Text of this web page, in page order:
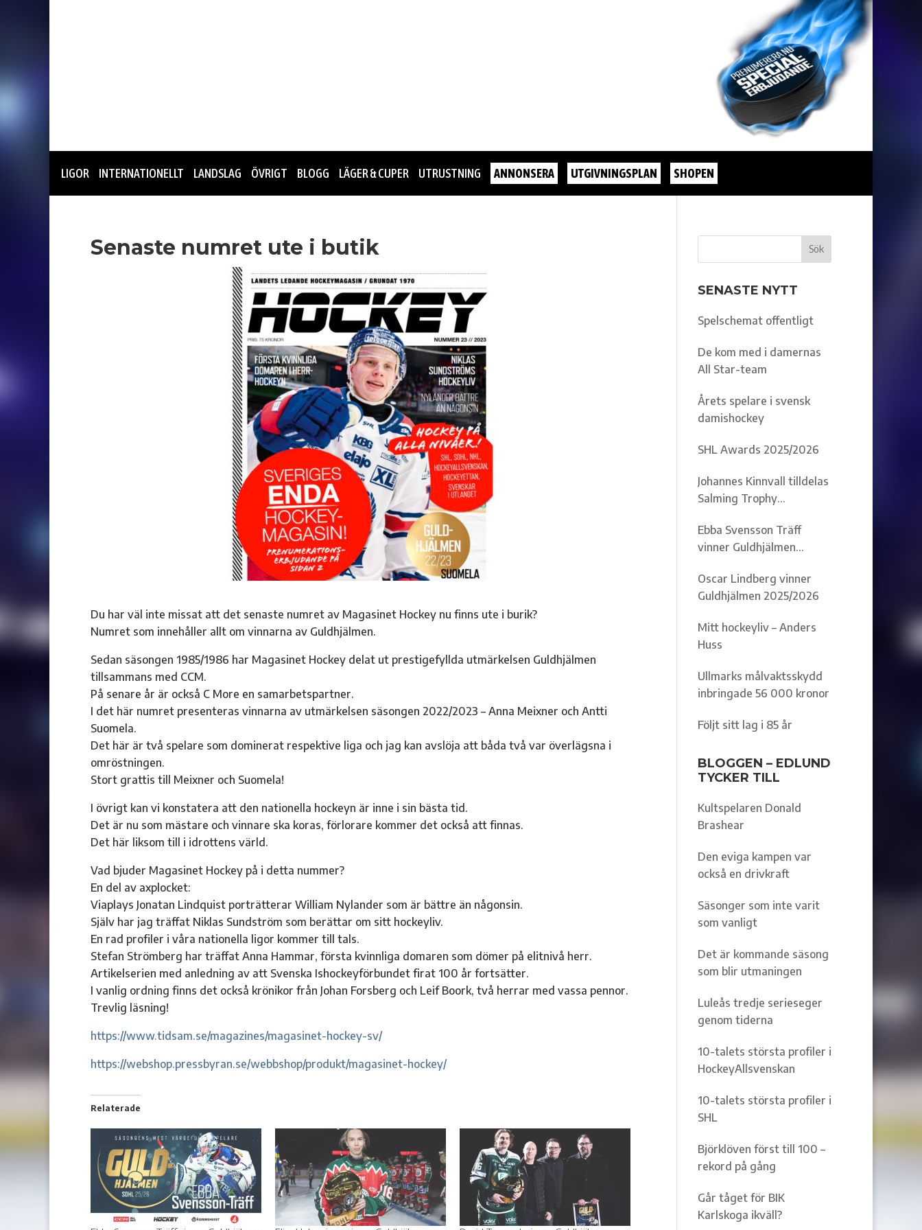
LIGOR INTERNATIONELLT LANDSLAG ÖVRIGT BLOGG LÄGER & CUPER UTRUSTNING ANNONSERA UTGIVNINGSPLAN SHOPEN
Senaste numret ute i butik
Du har väl inte missat att det senaste numret av Magasinet Hockey nu finns ute i burik?
Numret som innehåller allt om vinnarna av Guldhjälmen.
Sedan säsongen 1985/1986 har Magasinet Hockey delat ut prestigefyllda utmärkelsen Guldhjälmen
tillsammans med CCM.
På senare år är också C More en samarbetspartner.
I det här numret presenteras vinnarna av utmärkelsen säsongen 2022/2023 – Anna Meixner och Antti
Suomela.
Det här är två spelare som dominerat respektive liga och jag kan avslöja att båda två var överlägsna i
omröstningen.
Stort grattis till Meixner och Suomela!
I övrigt kan vi konstatera att den nationella hockeyn är inne i sin bästa tid.
Det är nu som mästare och vinnare ska koras, förlorare kommer det också att finnas.
Det här liksom till i idrottens värld.
Vad bjuder Magasinet Hockey på i detta nummer?
En del av axplocket:
Viaplays Jonatan Lindquist porträtterar William Nylander som är bättre än någonsin.
Själv har jag träffat Niklas Sundström som berättar om sitt hockeyliv.
En rad profiler i våra nationella ligor kommer till tals.
Stefan Strömberg har träffat Anna Hammar, första kvinnliga domaren som dömer på elitnivå herr.
Artikelserien med anledning av att Svenska Ishockeyförbundet firat 100 år fortsätter.
I vanlig ordning finns det också krönikor från Johan Forsberg och Leif Boork, två herrar med vassa pennor.
Trevlig läsning!
https://www.tidsam.se/magazines/magasinet-hockey-sv/
https://webshop.pressbyran.se/webbshop/produkt/magasinet-hockey/
Relaterade
SENASTE NYTT
Spelschemat offentligt
De kom med i damernas
All Star-team
Årets spelare i svensk
damishockey
SHL Awards 2025/2026
Johannes Kinnvall tilldelas
Salming Trophy
Ebba Svensson Träff
vinner Guldhjälmen
Oscar Lindberg vinner
Guldhjälmen 2025/2026
Mitt hockeyliv – Anders
Huss
Ullmarks målvaktsskydd
inbringade 56 000 kronor
Följt sitt lag i 85 år
BLOGGEN – EDLUND
TYCKER TILL
Kultspelaren Donald
Brashear
Den eviga kampen var
också en drivkraft
Säsonger som inte varit
som vanligt
Det är kommande säsong
som blir utmaningen
Luleås tredje serieseger
genom tiderna
10-talets största profiler i
HockeyAllsvenskan
10-talets största profiler i
SHL
Björklöven först till 100 –
rekord på gång
Går tåget för BIK
Karlskoga ikväll?